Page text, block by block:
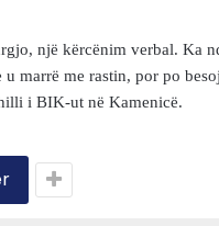
një kërcënim verbal. Ka
me rastin, por po
i BIK-ut në Kamenicë.